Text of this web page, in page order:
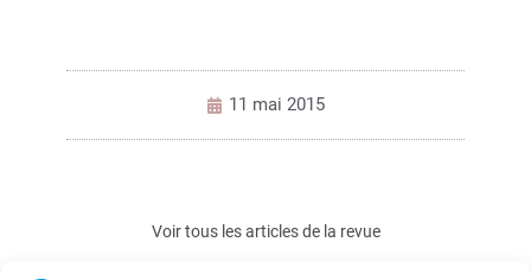
11 mai 2015
Voir tous les articles de la revue